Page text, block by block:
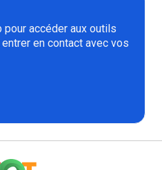
accéder aux outils
en contact avec vos